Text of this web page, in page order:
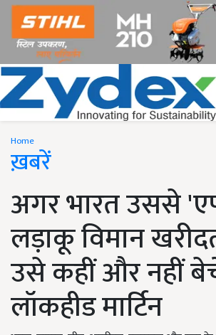
Home
ख़बरें
अगर भारत उससे
लड़ाकू विमान
उसे कहीं और नहीं
लॉकहीड मार्टिन